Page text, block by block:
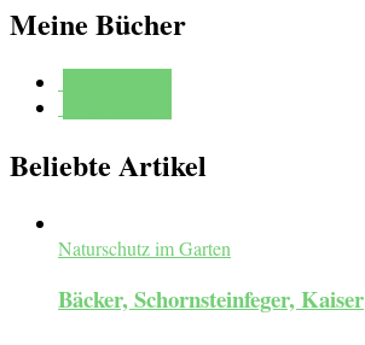
Meine Bücher
Beliebte Artikel
Naturschutz im Garten
Bäcker, Schornsteinfeger, Kaiser